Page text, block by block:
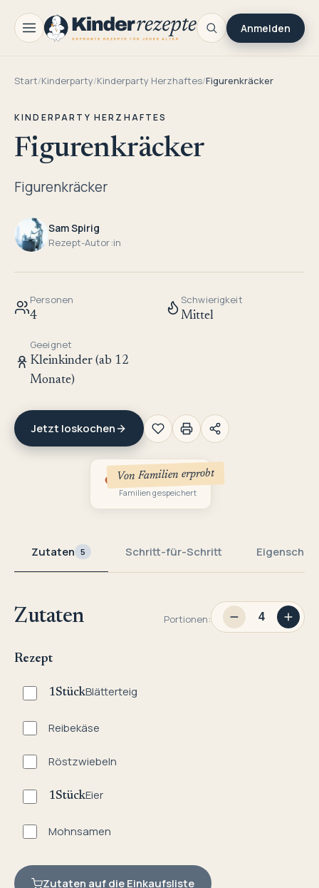
Anmelden
Start/Kinderparty/Kinderparty Herzhaftes/Figurenkräcker
KINDERPARTY HERZHAFTES
Figurenkräcker
Figurenkräcker
Sam Spirig
Rezept-Autor:in
Personen
4
Schwierigkeit
Mittel
Geeignet
Kleinkinder (ab 12
Monate)
Jetzt loskochen
Von Familien erprobt
3
Familien gespeichert
Zutaten 5 Schritt-für-Schritt
Zutaten Portionen:
Rezept
1StückBlätterteig
Reibekäse
Röstzwiebeln
1StückEier
Mohnsamen
Zutaten auf die Einkaufsliste